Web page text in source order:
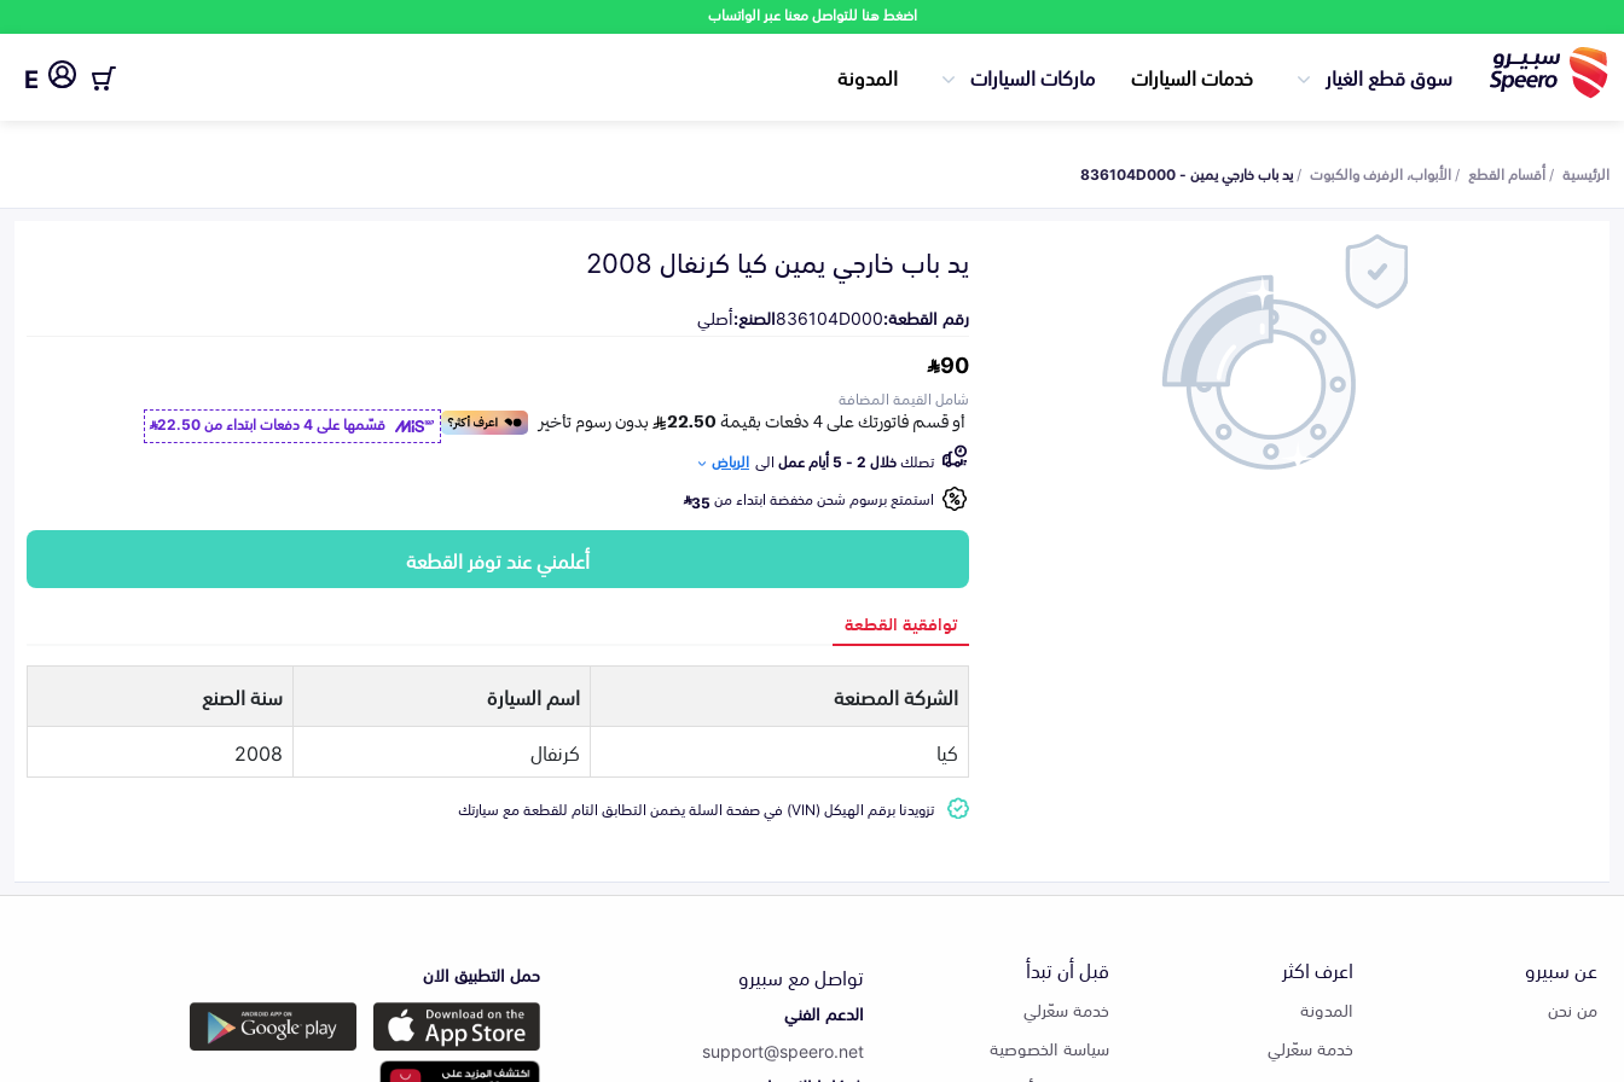
اضغط هنا للتواصل معنا عبر الواتساب
سوق قطع الغيار خدمات السيارات ماركات السيارات المدونة E
الرئيسية أقسام القطع الأبواب، الرفرف والكبوت يد باب خارجي يمين - 836104D000
يد باب خارجي يمين كيا كرنفال 2008
رقم القطعة:836104D000الصنع:أصلي
90
شامل القيمة المضافة
قسّمها على 4 دفعات ابتداء من
22.50
تصلكخلال 2 - 5 أيام عمل الى الرياض
استمتع برسوم شحن مخفضة ابتداء من35
أعلمني عند توفر القطعة
توافقية القطعة
الشركة المصنعة اسم السيارة
سنة الصنع
كيا
كرنفال 2008
تزويدنا برقم الهيكل (VIN) في صفحة السلة يضمن التطابق التام للقطعة مع سيارتك
عن سبيرو
من نحن
اعرف اكثر
المدونة
خدمة سعّرلي
قبل أن تبدأ
خدمة سعّرلي
سياسة الخصوصية
تواصل مع سبيرو
الدعم الفني
support@speero.net
حمل التطبيق الان